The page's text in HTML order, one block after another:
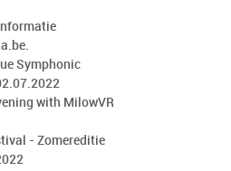
Symphonic
with MilowVR
- Zomereditie